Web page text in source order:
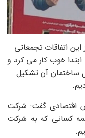
اتفاقات تجمعاتی
خوب کار می کرد و
ساختمان آن تشکیل
اقتصادی گفت: شرکت
کسانی که به شرکت